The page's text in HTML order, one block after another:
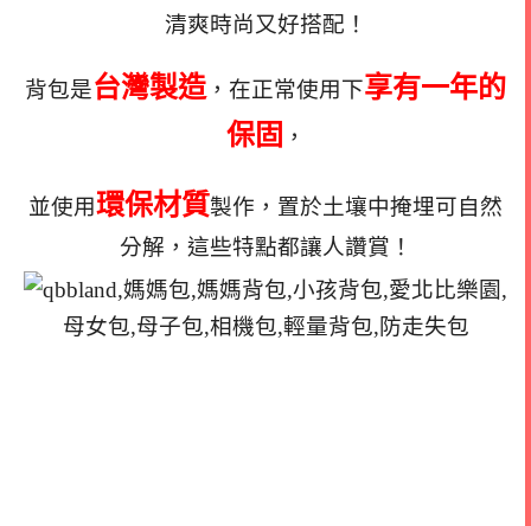
清爽時尚又好搭配！
背包是台灣製造，在正常使用下享有一年的
保固 ，
並使用環保材質製作，置於土壤中掩埋可自然
分解，這些特點都讓人讚賞！